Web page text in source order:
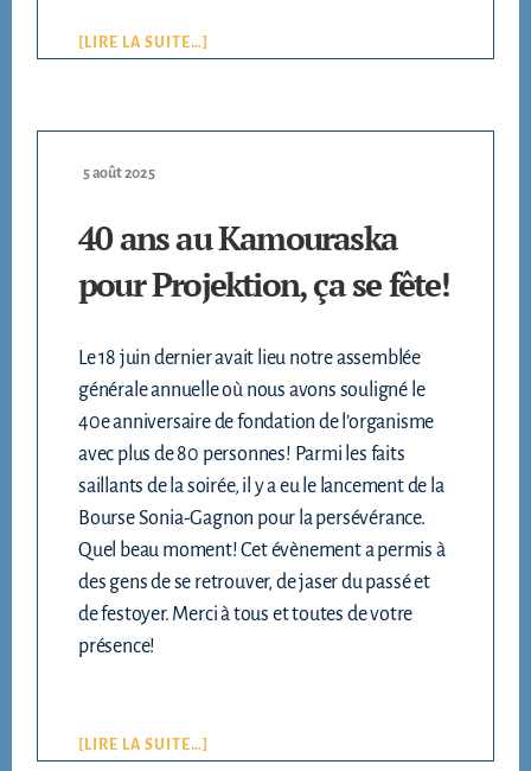
[LIRE LA SUITE…]
5 août 2025
40 ans au Kamouraska
pour Projektion, ça se fête!
Le 18 juin dernier avait lieu notre assemblée
générale annuelle où nous avons souligné le
40e anniversaire de fondation de l’organisme
avec plus de 80 personnes! Parmi les faits
saillants de la soirée, il y a eu le lancement de la
Bourse Sonia-Gagnon pour la persévérance.
Quel beau moment! Cet évènement a permis à
des gens de se retrouver, de jaser du passé et
de festoyer. Merci à tous et toutes de votre
présence!
[LIRE LA SUITE…]